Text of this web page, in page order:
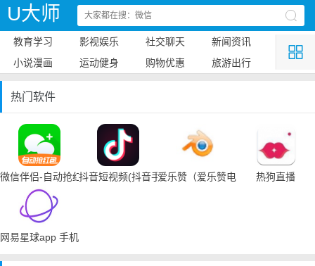
U大师
教育学习 影视娱乐 社交聊天
新闻资讯
小说漫画
运动健身 购物优惠 旅游出行
热门软件
微信伴侣-自动抢红包抖音短视频(抖音手机下载)爱乐赞（爱乐赞电脑手机下载）
热狗直播
网易星球app 手机下载